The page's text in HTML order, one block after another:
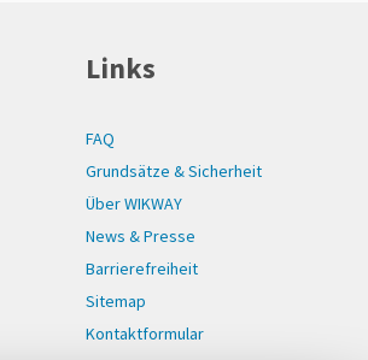
Links
FAQ
Grundsätze & Sicherheit
Über WIKWAY
News & Presse
Barrierefreiheit
Sitemap
Kontaktformular